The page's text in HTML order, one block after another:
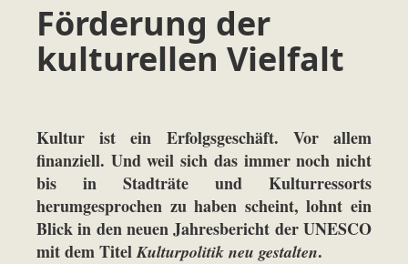
Förderung der
kulturellen Vielfalt
Kultur ist ein Erfolgsgeschäft. Vor allem
finanziell. Und weil sich das immer noch nicht
bis in Stadträte und Kulturressorts
herumgesprochen zu haben scheint, lohnt ein
Blick in den neuen Jahresbericht der UNESCO
mit dem TitelKulturpolitik neu gestalten.